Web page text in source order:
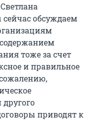
обсуждаем
тоже за счет
и правильное
приводят к